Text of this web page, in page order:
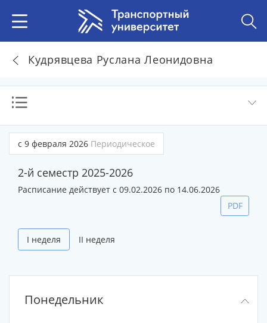
Кудрявцева Руслана Леонидовна
с 9 февраля 2026 Периодическое
2-й семестр 2025-2026
Расписание действует с 09.02.2026 по 14.06.2026
I неделя II неделя
PDF
Понедельник